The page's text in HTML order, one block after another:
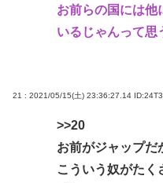
お前らの国には他
いるじゃんって思
21 : 2021/05/15(土) 23:36:27.14
>>20
お前がジャップだ
こういう奴がたく